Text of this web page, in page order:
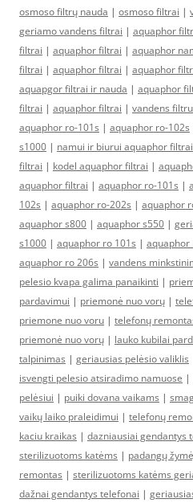
osmoso filtrų nauda | osmoso filtrai |
geriamo vandens filtrai | aquaphor
filtrai | aquaphor filtrai | aquaphor
filtrai | aquaphor filtrai | aquaphor
aquapgor filtrai ir nauda | aquaphor
filtrai | aquaphor filtrai | vandens
aquaphor ro-101s | aquaphor ro-102s
s1000 | namui ir biurui aquaphor filtrai
filtrai | kodel aquaphor filtrai |
aquaphor filtrai | aquaphor ro-101s |
102s | aquaphor ro-202s | aquaphor
aquaphor s800 | aquaphor s550 |
s1000 | aquaphor ro 101s | aquaphor
aquaphor ro 206s | vandens
pelesio kvapa galima panaikinti |
pardavimui | priemonė nuo vorų |
priemone nuo voru | telefonų
priemonė nuo vorų | lauko kubilai
talpinimas | geriausias pelėsio valiklis
isvengti pelesio atsiradimo namuose |
pelėsiui | puiki dovana vaikams |
vaikų laiko praleidimui | telefonų
kaciu kraikas | dazniausiai gendantys
sterilizuotoms katėms | padangų
remontas | sterilizuotoms katėms
dažnai gendantys telefonai |